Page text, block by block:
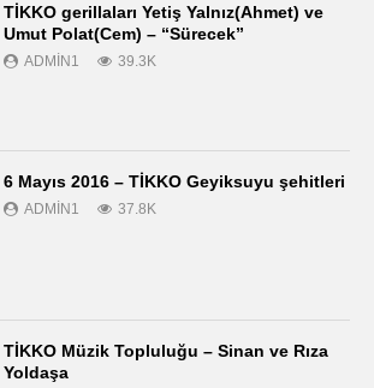
TİKKO gerillaları Yetiş Yalnız(Ahmet) ve
Umut Polat(Cem) – “Sürecek”
ADMIN1 39.3K
6 Mayıs 2016 – TİKKO Geyiksuyu şehitleri
ADMIN1 37.8K
TİKKO Müzik Topluluğu – Sinan ve Rıza
Yoldaşa